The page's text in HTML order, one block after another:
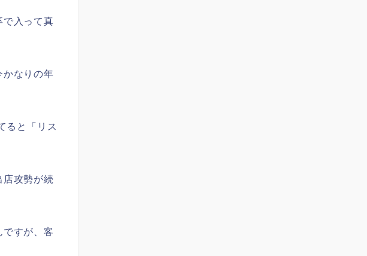
で入って真
かなりの年
ると「リス
店攻勢が続
すが、客